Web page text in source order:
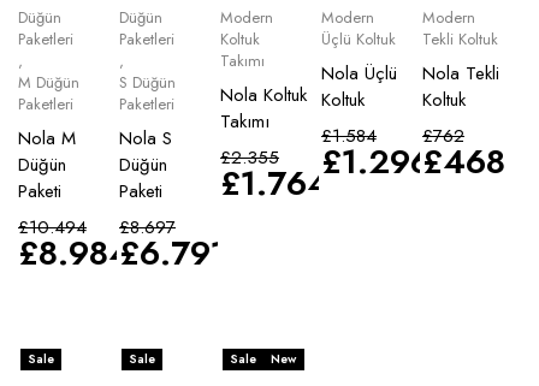
Düğün
Paketleri
,
M Düğün
Paketleri
Nola M
Düğün
Paketi
£10.494
£8.984
Düğün
Paketleri
,
S Düğün
Paketleri
Nola S
Düğün
Paketi
£8.697
£6.791
Modern
Koltuk
Takımı
Nola Koltuk
Takımı
£2.355
£1.764
Modern
Üçlü Koltuk
Nola Üçlü
Koltuk
£1.584
£1.296
Modern
Tekli Koltuk
Nola Tekli
Koltuk
£762
£468
Sale Sale Sale New